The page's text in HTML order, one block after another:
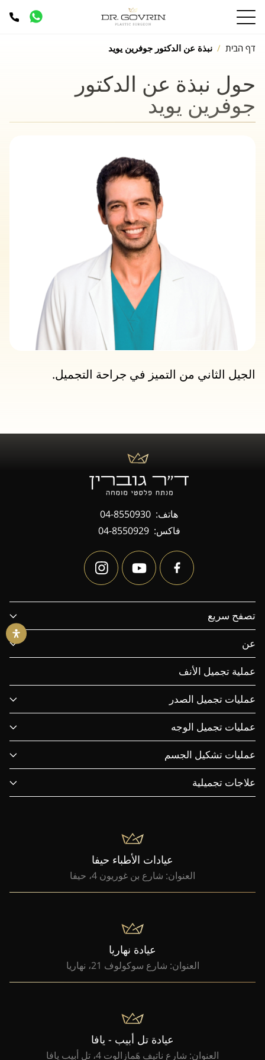
דף הבית نبذة عن الدكتور جوفرين يويد
حول نبذة عن الدكتور
جوفرين يويد
الجيل الثاني من التميز في جراحة التجميل.
هاتف: 04-8550930
فاكس: 04-8550929
تصفح سريع
عن
عملية تجميل الأنف
عمليات تجميل الصدر
عمليات تجميل الوجه
عمليات تشكيل الجسم
علاجات تجميلية
عيادات الأطباء حيفا
العنوان: شارع بن غوريون 4، حيفا
عيادة نهاريا
العنوان: شارع سوكولوف 21، نهاريا
عيادة تل أبيب - يافا
العنوان: شارع ناتيف هَمازالوت 4، تل أبيب يافا